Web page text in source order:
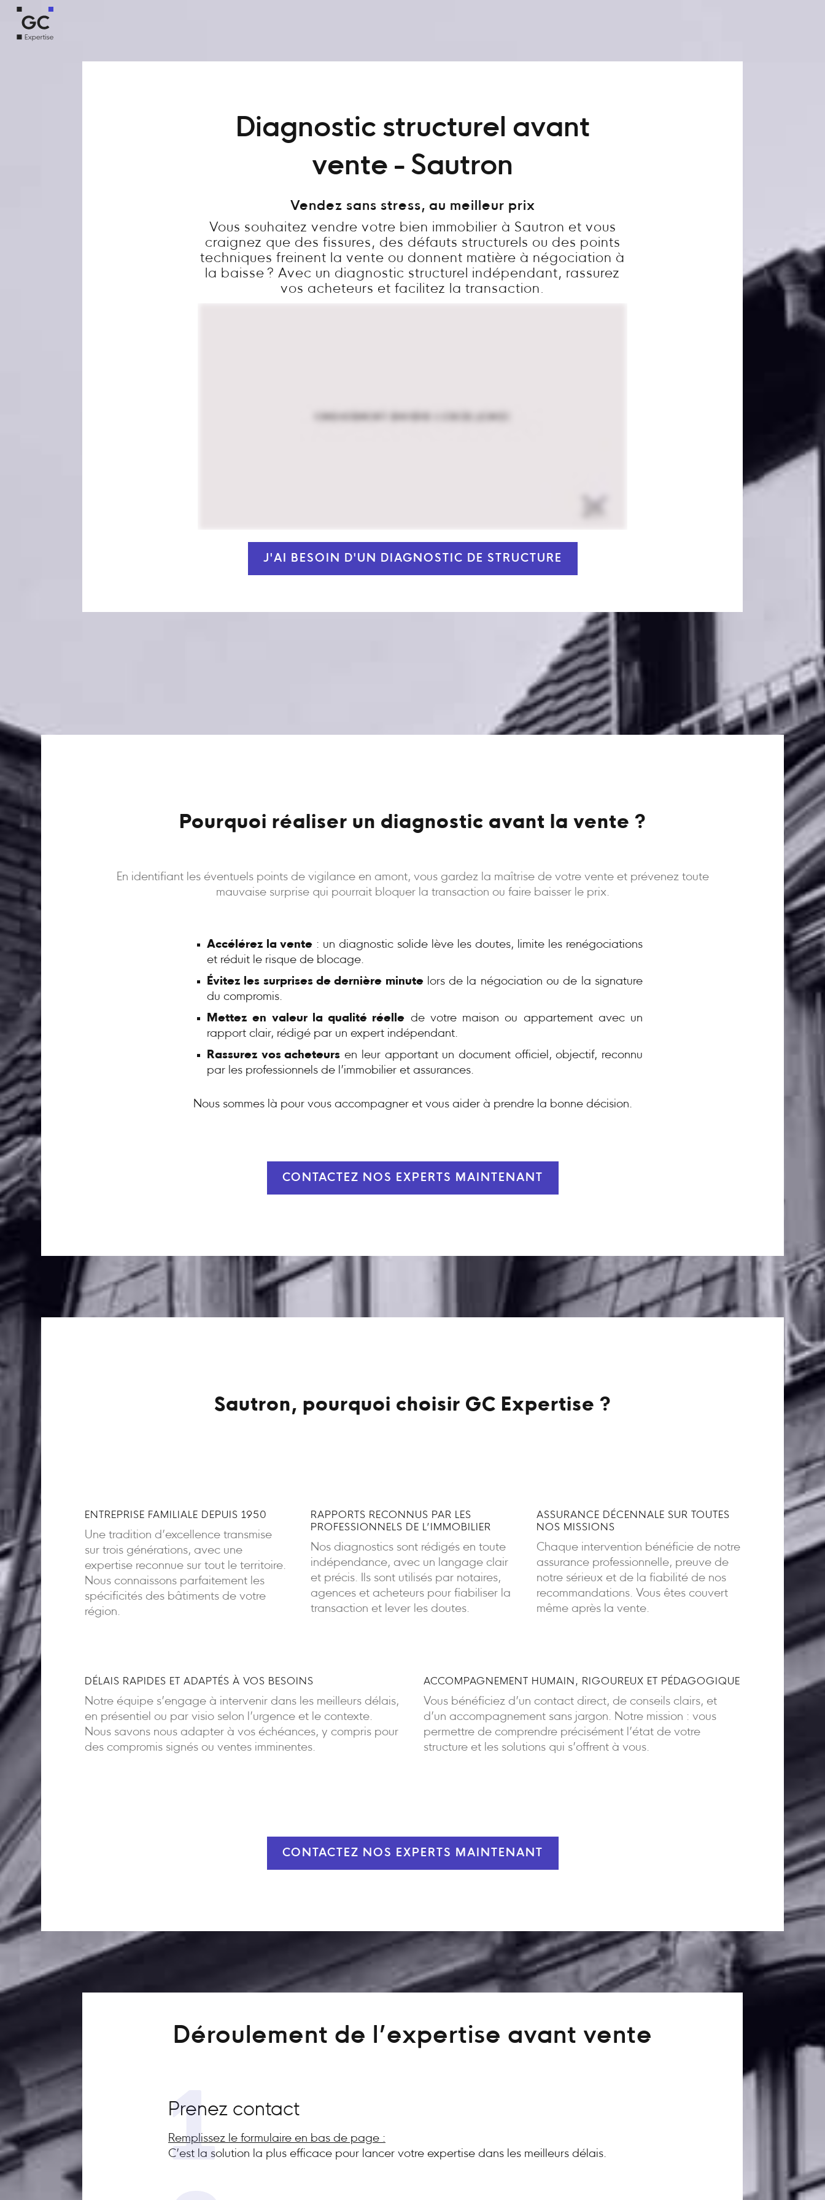
Diagnostic structurel avant
vente - Sautron
Vendez sans stress, au meilleur prix
Vous souhaitez vendre votre bien immobilier à Sautron et vous
craignez que des fissures, des défauts structurels ou des points
techniques freinent la vente ou donnent matière à négociation à
la baisse ? Avec un diagnostic structurel indépendant, rassurez
vos acheteurs et facilitez la transaction.
J'AI BESOIN D'UN DIAGNOSTIC DE STRUCTURE
Pourquoi réaliser un diagnostic avant la vente ?
En identifiant les éventuels points de vigilance en amont, vous gardez la maîtrise de votre vente et prévenez toute
mauvaise surprise qui pourrait bloquer la transaction ou faire baisser le prix.
Accélérez la vente : un diagnostic solide lève les doutes, limite les renégociations
et réduit le risque de blocage.
Évitez les surprises de dernière minutelors de la négociation ou de la signature
du compromis.
Mettez en valeur la qualité réelle de votre maison ou appartement avec un
rapport clair, rédigé par un expert indépendant.
Rassurez vos acheteurs en leur apportant un document officiel, objectif, reconnu
par les professionnels de l’immobilier et assurances.
Nous sommes là pour vous accompagner et vous aider à prendre la bonne décision.
CONTACTEZ NOS EXPERTS MAINTENANT
Sautron, pourquoi choisir GC Expertise ?
ENTREPRISE FAMILIALE DEPUIS 1950
Une tradition d’excellence transmise
sur trois générations, avec une
expertise reconnue sur tout le territoire.
Nous connaissons parfaitement les
spécificités des bâtiments de votre
région.
RAPPORTS RECONNUS PAR LES
PROFESSIONNELS DE L’IMMOBILIER
Nos diagnostics sont rédigés en toute
indépendance, avec un langage clair
et précis. Ils sont utilisés par notaires,
agences et acheteurs pour fiabiliser la
transaction et lever les doutes.
ASSURANCE DÉCENNALE SUR TOUTES
NOS MISSIONS
Chaque intervention bénéficie de notre
assurance professionnelle, preuve de
notre sérieux et de la fiabilité de nos
recommandations. Vous êtes couvert
même après la vente.
DÉLAIS RAPIDES ET ADAPTÉS À VOS BESOINS
Notre équipe s’engage à intervenir dans les meilleurs délais,
en présentiel ou par visio selon l’urgence et le contexte.
Nous savons nous adapter à vos échéances, y compris pour
des compromis signés ou ventes imminentes.
ACCOMPAGNEMENT HUMAIN, RIGOUREUX ET PÉDAGOGIQUE
Vous bénéficiez d’un contact direct, de conseils clairs, et
d’un accompagnement sans jargon. Notre mission : vous
permettre de comprendre précisément l’état de votre
structure et les solutions qui s’offrent à vous.
CONTACTEZ NOS EXPERTS MAINTENANT
Déroulement de l’expertise avant vente
1
Prenez contact
Remplissez le formulaire en bas de page :
C’est la solution la plus efficace pour lancer votre expertise dans les meilleurs délais.